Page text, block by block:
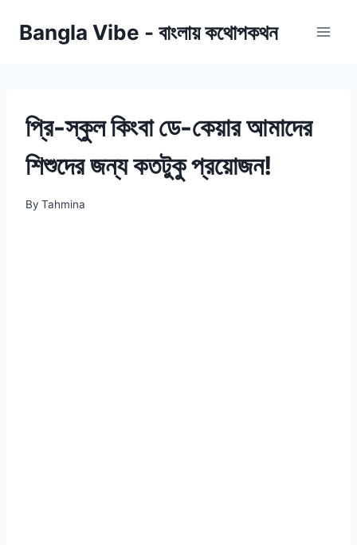
Bangla Vibe - বাংলায় কথোপকথন
প্রি-স্কুল কিংবা ডে-কেয়ার আমাদের
শিশুদের জন্য কতটুকু প্রয়োজন!
By Tahmina